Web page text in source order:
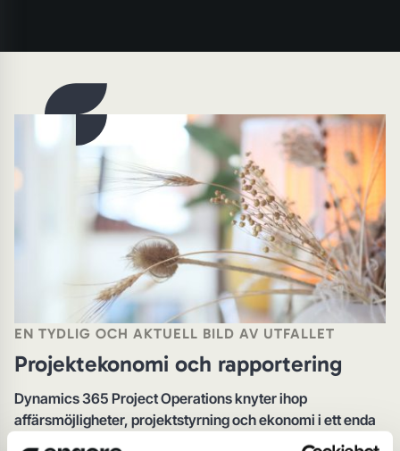
EN TYDLIG OCH AKTUELL BILD AV UTFALLET
Projektekonomi och rapportering
Dynamics 365 Project Operations knyter ihop
affärsmöjligheter, projektstyrning och ekonomi i ett enda
flöde. Det ger realtidsinsikter i kostnader, budget och